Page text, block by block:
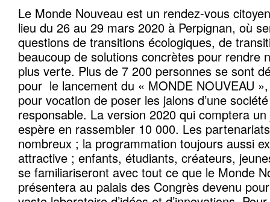
Le Monde Nouveau est un rendez-vous
lieu du 26 au 29 mars 2020 à Perpignan, où
questions de transitions écologiques, de
beaucoup de solutions concrètes pour rendre
plus verte. Plus de 7 200 personnes se sont
pour le lancement du « MONDE NOUVEAU
pour vocation de poser les jalons d’une
responsable. La version 2020 qui comptera
espère en rassembler 10 000. Les
nombreux ; la programmation toujours aussi
attractive ; enfants, étudiants, créateurs,
se familiariseront avec tout ce que le Monde
présentera au palais des Congrès devenu